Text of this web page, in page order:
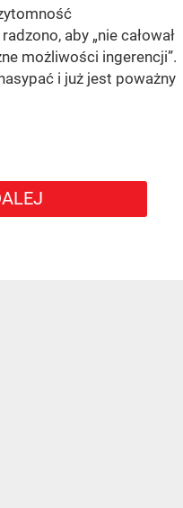
aby „nie całował
możliwości ingerencji”.
i już jest poważny